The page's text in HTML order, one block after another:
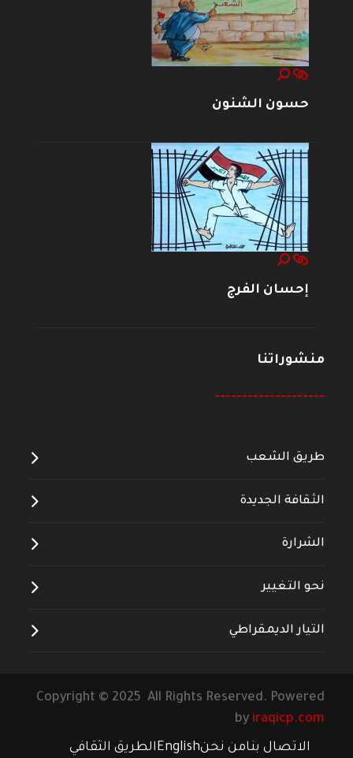
حسون الشنون
إحسان الفرج
منشوراتنا
--------------------
طريق الشعب
الثقافة الجديدة
الشرارة
نحو التغيير
التيار الديمقراطي
Copyright © 2025 All Rights Reserved. Powered
by iraqicp.com
الاتصال بنامن نحنEnglishالطريق الثقافي